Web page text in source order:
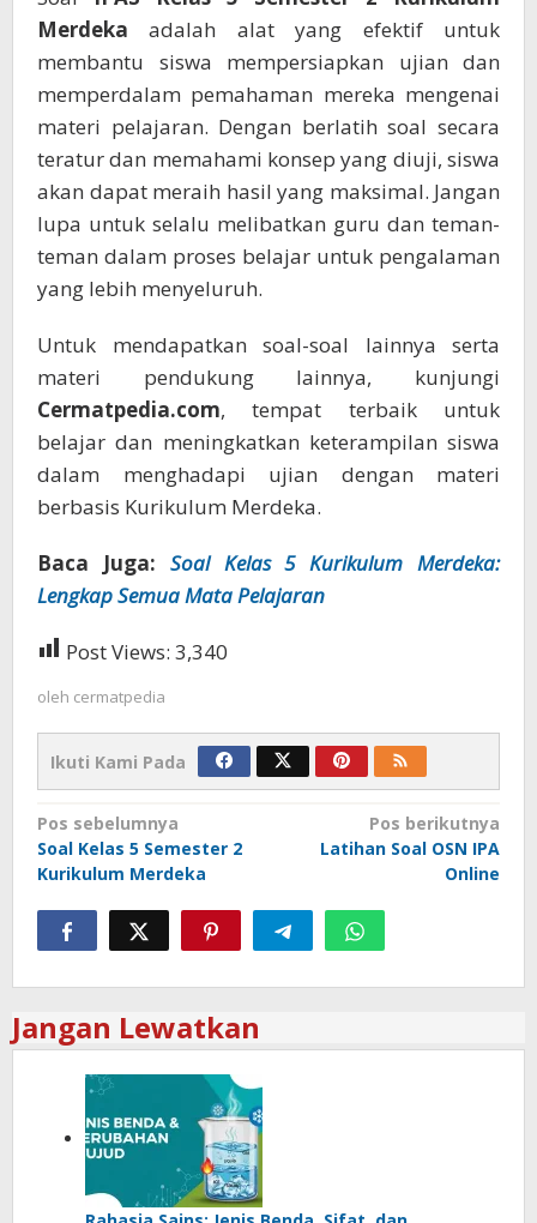
Merdeka adalah alat yang efektif untuk
membantu siswa mempersiapkan ujian dan
memperdalam pemahaman mereka mengenai
materi pelajaran. Dengan berlatih soal secara
teratur dan memahami konsep yang diuji, siswa
akan dapat meraih hasil yang maksimal. Jangan
lupa untuk selalu melibatkan guru dan teman-
teman dalam proses belajar untuk pengalaman
yang lebih menyeluruh.
Untuk mendapatkan soal-soal lainnya serta
materi pendukung lainnya, kunjungi
Cermatpedia.com, tempat terbaik untuk
belajar dan meningkatkan keterampilan siswa
dalam menghadapi ujian dengan materi
berbasis Kurikulum Merdeka.
Baca Juga: Soal Kelas 5 Kurikulum Merdeka:
Lengkap Semua Mata Pelajaran
Post Views: 3,340
oleh cermatpedia
Ikuti Kami Pada
Navigasi
pos
Pos sebelumnya
Soal Kelas 5 Semester 2
Kurikulum Merdeka
Pos berikutnya
Latihan Soal OSN IPA
Online
Jangan Lewatkan